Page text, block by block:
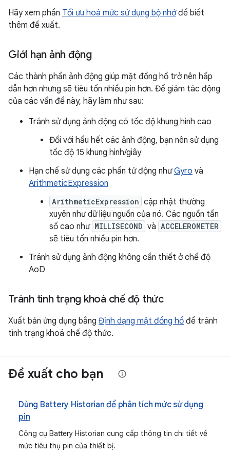
Hãy xem phần Tối ưu hoá mức sử dụng bộ nhớđể biết
thêm đề xuất.
Giới hạn ảnh động
Các thành phần ảnh động giúp mặt đồng hồ trở nên hấp
dẫn hơn nhưng sẽ tiêu tốn nhiều pin hơn. Để giảm tác động
của các vấn đề này, hãy làm như sau:
Tránh sử dụng ảnh động có tốc độ khung hình cao
Đối với hầu hết các ảnh động, bạn nên sử dụng
tốc độ 15 khung hình/giây
Hạn chế sử dụng các phần tử động nhưGyro và
ArithmeticExpression
ArithmeticExpression cập nhật thường
xuyên như dữ liệu nguồn của nó. Các nguồn tần
số cao như MILLISECOND và ACCELEROMETER
sẽ tiêu tốn nhiều pin hơn.
Tránh sử dụng ảnh động không cần thiết ở chế độ
AoD
Tránh tình trạng khoá chế độ thức
Xuất bản ứng dụng bằng Định dạng mặt đồng hồ để tránh
tình trạng khoá chế độ thức.
Đề xuất cho bạn
Dùng Battery Historian để phân tích mức sử dụng
pin
Công cụ Battery Historian cung cấp thông tin chi tiết về
mức tiêu thụ pin của thiết bị.